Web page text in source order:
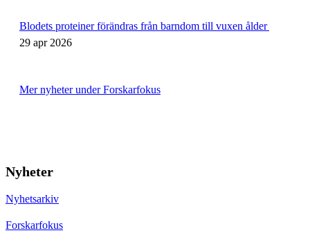
Blodets proteiner förändras från barndom till vuxen ålder
29 apr 2026
Mer nyheter under Forskarfokus
Nyheter
Nyhetsarkiv
Forskarfokus